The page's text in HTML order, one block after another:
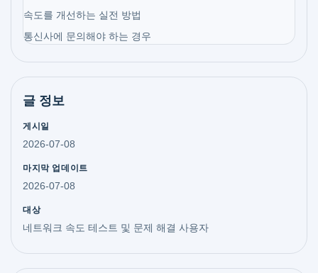
속도를 개선하는 실전 방법
통신사에 문의해야 하는 경우
글 정보
게시일
2026-07-08
마지막 업데이트
2026-07-08
대상
네트워크 속도 테스트 및 문제 해결 사용자